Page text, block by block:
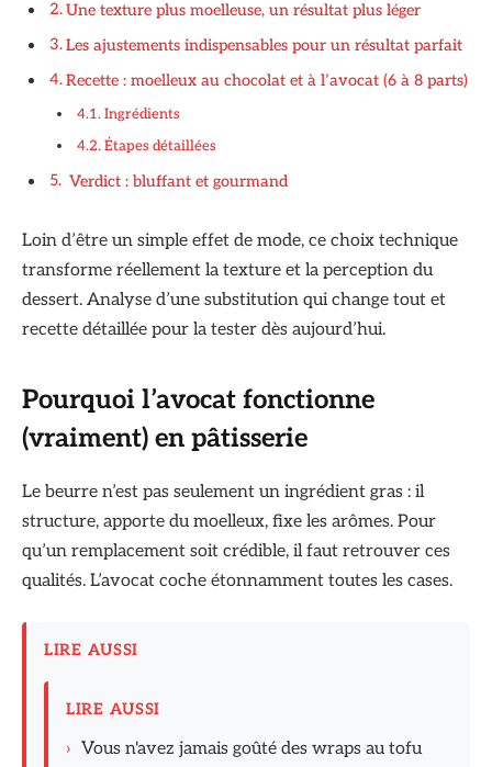
Une texture plus moelleuse, un résultat plus léger
Les ajustements indispensables pour un résultat parfait
Recette : moelleux au chocolat et à l’avocat (6 à 8 parts)
Ingrédients
Étapes détaillées
Verdict : bluffant et gourmand
Loin d’être un simple effet de mode, ce choix technique
transforme réellement la texture et la perception du
dessert. Analyse d’une substitution qui change tout et
recette détaillée pour la tester dès aujourd’hui.
Pourquoi l’avocat fonctionne
(vraiment) en pâtisserie
Le beurre n’est pas seulement un ingrédient gras : il
structure, apporte du moelleux, fixe les arômes. Pour
qu’un remplacement soit crédible, il faut retrouver ces
qualités. L’avocat coche étonnamment toutes les cases.
LIRE AUSSI
LIRE AUSSI
› Vous n'avez jamais goûté des wraps au tofu